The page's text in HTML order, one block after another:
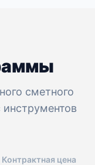
сметного
Контрактная цена